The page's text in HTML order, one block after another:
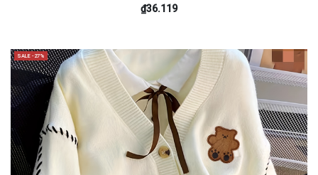
₫36.119
SALE -27%